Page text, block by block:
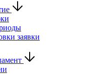
заявки